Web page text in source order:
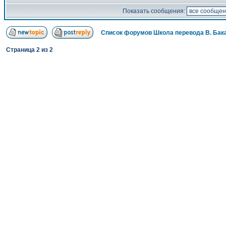
Показать сообщения:
Список форумов Школа перевода В.
Страница 2 из 2